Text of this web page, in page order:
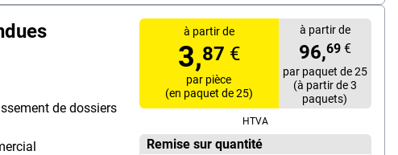
de dossiers
à partir de
3,87 €
par pièce
(en paquet de 25)
à partir de
96,69 €
par paquet de 25
(à partir de 3
paquets)
HTVA
Remise sur quantité